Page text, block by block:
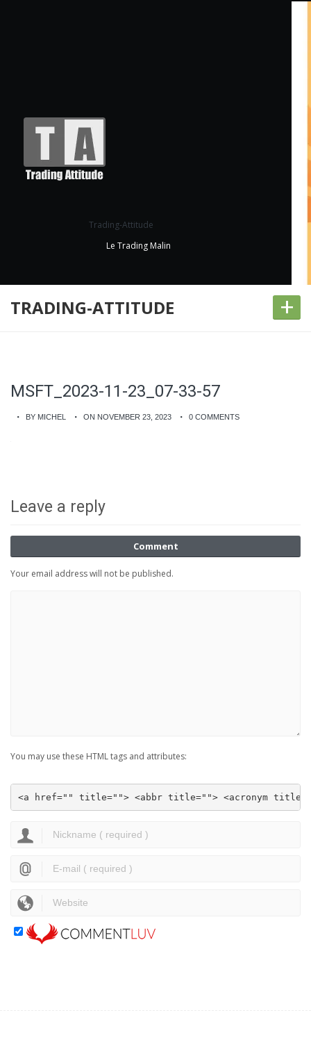
Trading-Attitude
Le Trading Malin
TRADING-ATTITUDE +
MSFT_2023-11-23_07-33-57
BY MICHEL ON NOVEMBER 23, 2023 0 COMMENTS
Leave a reply
Comment
Your email address will not be published.
You may use these HTML tags and attributes:
<a href="" title=""> <abbr title=""> <acronym